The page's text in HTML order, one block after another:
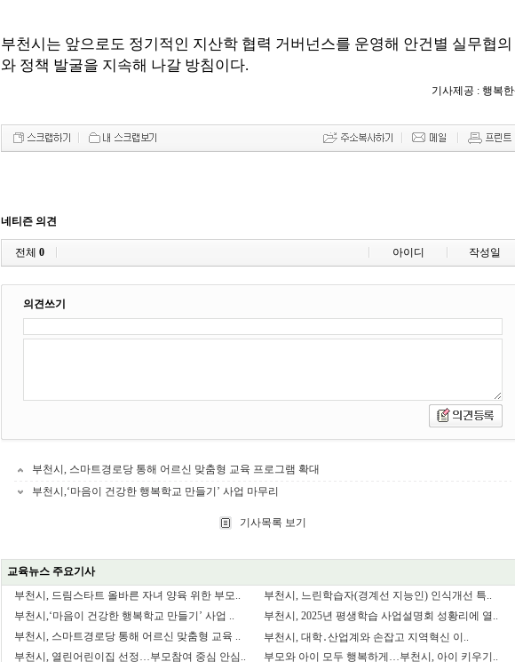
부천시는 앞으로도 정기적인 지산학 협력 거버넌스를 운영해 안건별 실무협의
와 정책 발굴을 지속해 나갈 방침이다.
기사제공 : 행복
네티즌 의견
전체 0 아이디 작성일
의견쓰기
부천시, 스마트경로당 통해 어르신 맞춤형 교육 프로그램 확대
부천시,‘마음이 건강한 행복학교 만들기’ 사업 마무리
기사목록 보기
교육뉴스 주요기사
부천시, 드림스타트 올바른 자녀 양육 위한 부모..
부천시, 느린학습자(경계선 지능인) 인식개선 특..
부천시,‘마음이 건강한 행복학교 만들기’ 사업 ..
부천시, 2025년 평생학습 사업설명회 성황리에 열..
부천시, 스마트경로당 통해 어르신 맞춤형 교육 ..
부천시, 대학․산업계와 손잡고 지역혁신 이..
부천시, 열린어린이집 선정…부모참여 중심 안심..
부모와 아이 모두 행복하게…부천시, 아이 키우기..